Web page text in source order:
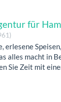
für
erlesene
alles macht in
Sie Zeit mit